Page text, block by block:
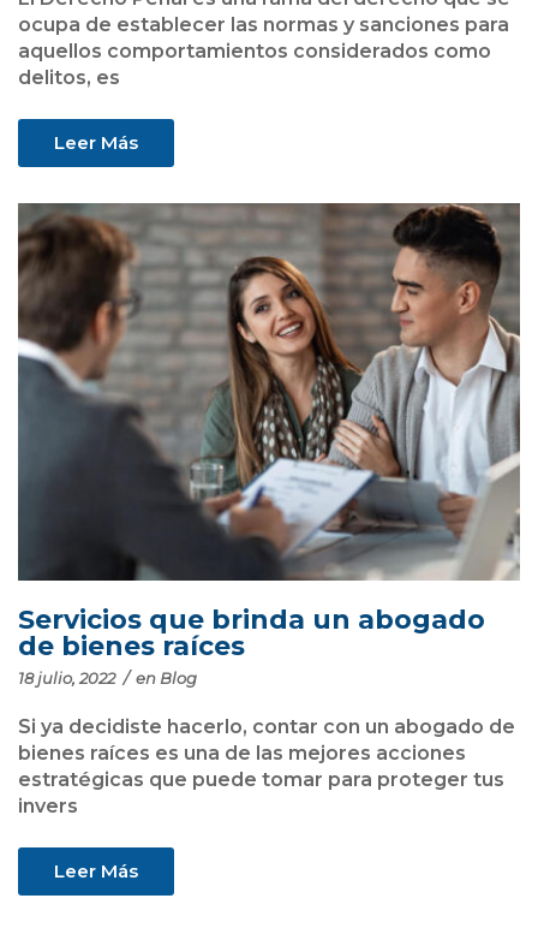
ocupa de establecer las normas y sanciones para
aquellos comportamientos considerados como
delitos, es
Leer Más
Servicios que brinda un abogado
de bienes raíces
18 julio, 2022 /en Blog
Si ya decidiste hacerlo, contar con un abogado de
bienes raíces es una de las mejores acciones
estratégicas que puede tomar para proteger tus
invers
Leer Más